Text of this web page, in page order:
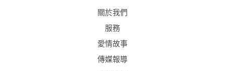
關於我們
服務
愛情故事
傳媒報導